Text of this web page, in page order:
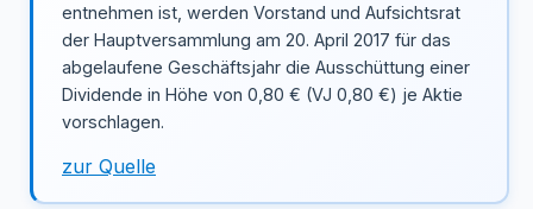
entnehmen ist, werden Vorstand und Aufsichtsrat
der Hauptversammlung am 20. April 2017 für das
abgelaufene Geschäftsjahr die Ausschüttung einer
Dividende in Höhe von 0,80 € (VJ 0,80 €) je Aktie
vorschlagen.
zur Quelle